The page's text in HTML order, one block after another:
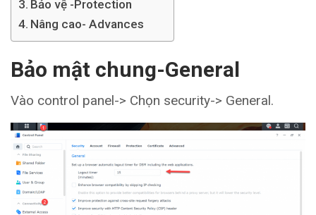
Bảo vệ -Protection
Nâng cao- Advances
Bảo mật chung-General
Vào control panel-> Chọn security-> General.